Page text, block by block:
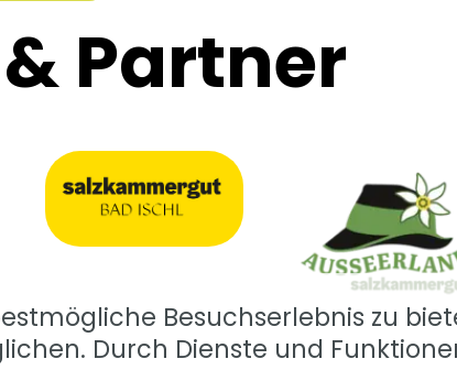
Partner
Besuchserlebnis zu
Durch Dienste und